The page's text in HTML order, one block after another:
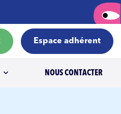
NOUS CONTACTER
Espace adhérent